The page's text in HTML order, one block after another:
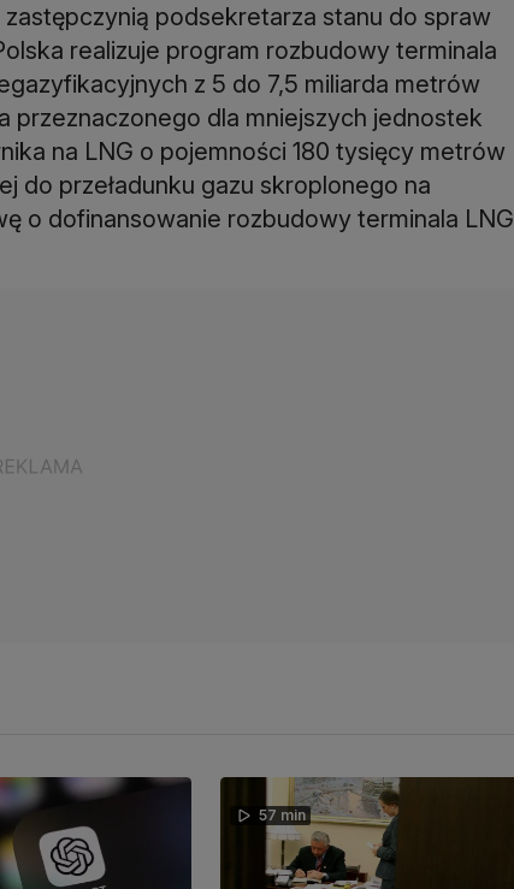
podsekretarza stanu do spraw
realizuje program rozbudowy terminala
z 5 do 7,5 miliarda metrów
przeznaczonego dla mniejszych jednostek
na LNG o pojemności 180 tysięcy metrów
do przeładunku gazu skroplonego na
o dofinansowanie rozbudowy terminala LNG
57 min